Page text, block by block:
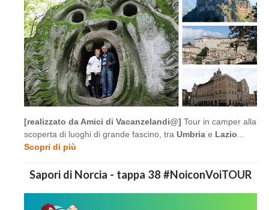
[realizzato da Amici di Vacanzelandi@] Tour in camper alla
scoperta di luoghi di grande fascino, tra Umbria e Lazio...
Scopri di più
Sapori di Norcia - tappa 38 #NoiconVoiTOUR